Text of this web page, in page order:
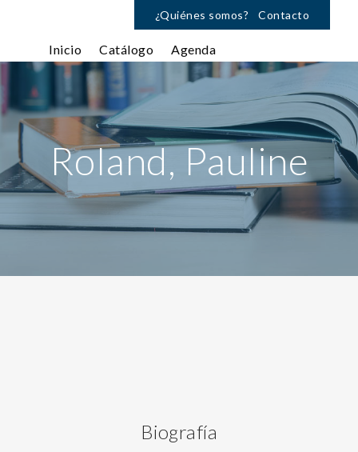
¿Quiénes somos? Contacto
Inicio Catálogo Agenda
Roland, Pauline
Biografía